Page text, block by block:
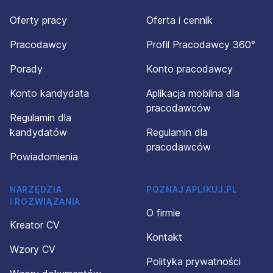
Oferty pracy
Pracodawcy
Porady
Konto kandydata
Regulamin dla
kandydatów
Powiadomienia
Oferta i cennik
Profil Pracodawcy 360°
Konto pracodawcy
Aplikacja mobilna dla
pracodawców
Regulamin dla
pracodawców
NARZĘDZIA
I ROZWIĄZANIA
Kreator CV
Wzory CV
POZNAJ APLIKUJ.PL
O firmie
Kontakt
Polityka prywatności